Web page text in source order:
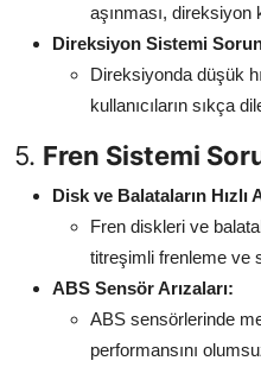
aşınması,
Direksiyon Sistemi
Direksiyonda düşük
kullanıcıların sıkça
5. Fren Sistemi
Disk ve Balataların Hızlı
Fren diskleri ve
titreşimli frenleme ve
ABS Sensör Arızaları:
ABS sensörlerinde
performansını